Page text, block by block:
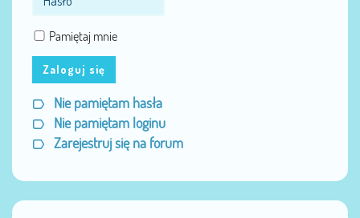
Pamiętaj mnie
Zaloguj się
Nie pamiętam hasła
Nie pamiętam loginu
Zarejestruj się na forum